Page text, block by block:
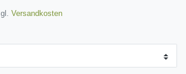
Versandkosten